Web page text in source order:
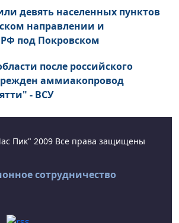
девять населенных пунктов
направлении и
под Покровском
после российского
аммиакопровод
- ВСУ
Пик" 2009 Все права защищены
сотрудничество